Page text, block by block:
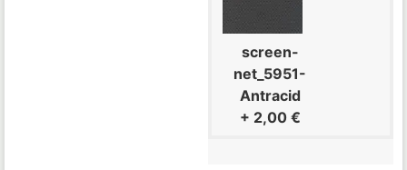
screen-
net_5951-
Antracid
+ 2,00 €